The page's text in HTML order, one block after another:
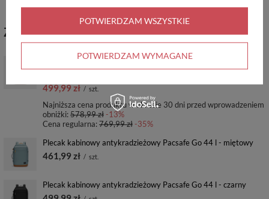
ZABIERZ JESZCZE :)
499,99 zł / szt.
Najniższa cena produktu w okresie 30 dni przed wprowadzeniem
obniżki:578,99 zł-13%
Cena regularna:769,99 zł-35%
Plecak kabinowy antykradzieżowy Pacsafe Go 44 l - miętowy
461,99 zł / szt.
Plecak kabinowy antykradzieżowy Pacsafe Go 44 l - czarny
POTWIERDZAM WYMAGANE
POTWIERDZAM WSZYSTKIE